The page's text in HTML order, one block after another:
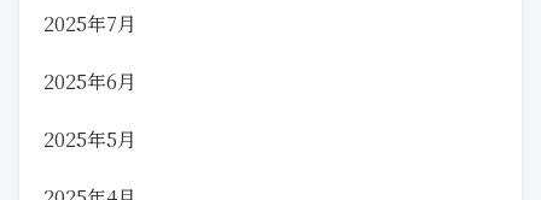
2025年7月
2025年6月
2025年5月